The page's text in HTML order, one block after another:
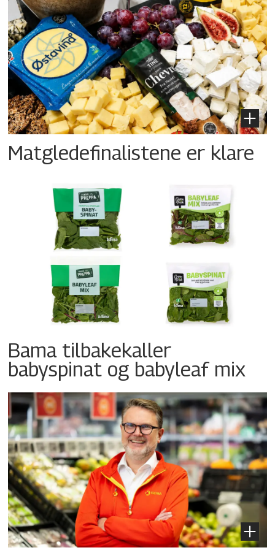
Matgledefinalistene er klare
Bama tilbakekaller
babyspinat og babyleaf mix